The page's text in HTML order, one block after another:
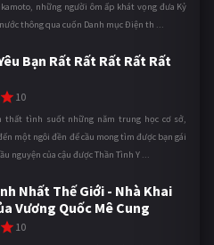
những người ôm ấp khát vọng đưa Kỷ
thông qua cuốn Danh mục Điện th ...
Bạn Rất Rất Rất Rất Rất
10
thất tình suốt những năm trung học cơ sở,
một ngôi đền để cầu mong tìm được bạn gái
nguyện của cậu được Thần Tình Y ...
Nhất Thế Giới - Nhà Khai
Vương Quốc Mê Cung
10